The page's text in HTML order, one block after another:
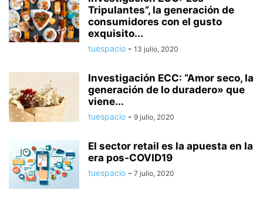
Tripulantes”, la generación de
consumidores con el gusto
exquisito...
tuespacio - 13 julio, 2020
Investigación ECC: “Amor seco, la
generación de lo duradero» que
viene...
tuespacio - 9 julio, 2020
El sector retail es la apuesta en la
era pos-COVID19
tuespacio - 7 julio, 2020